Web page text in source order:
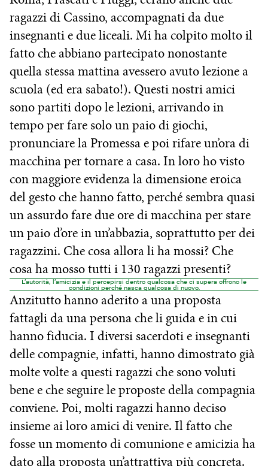
ragazzi di Cassino, accompagnati da due
insegnanti e due liceali. Mi ha colpito molto il
fatto che abbiano partecipato nonostante
quella stessa mattina avessero avuto lezione a
scuola (ed era sabato!). Questi nostri amici
sono partiti dopo le lezioni, arrivando in
tempo per fare solo un paio di giochi,
pronunciare la Promessa e poi rifare un’ora di
macchina per tornare a casa. In loro ho visto
con maggiore evidenza la dimensione eroica
del gesto che hanno fatto, perché sembra quasi
un assurdo fare due ore di macchina per stare
un paio d’ore in un’abbazia, soprattutto per dei
ragazzini. Che cosa allora li ha mossi? Che
cosa ha mosso tutti i 130 ragazzi presenti?
L’autorità, l’amicizia e il percepirsi dentro qualcosa che ci supera offrono le
condizioni perché nasca qualcosa di nuovo.
Anzitutto hanno aderito a una proposta
fattagli da una persona che li guida e in cui
hanno fiducia. I diversi sacerdoti e insegnanti
delle compagnie, infatti, hanno dimostrato già
molte volte a questi ragazzi che sono voluti
bene e che seguire le proposte della compagnia
conviene. Poi, molti ragazzi hanno deciso
insieme ai loro amici di venire. Il fatto che
fosse un momento di comunione e amicizia ha
dato alla proposta un’attrattiva più concreta.